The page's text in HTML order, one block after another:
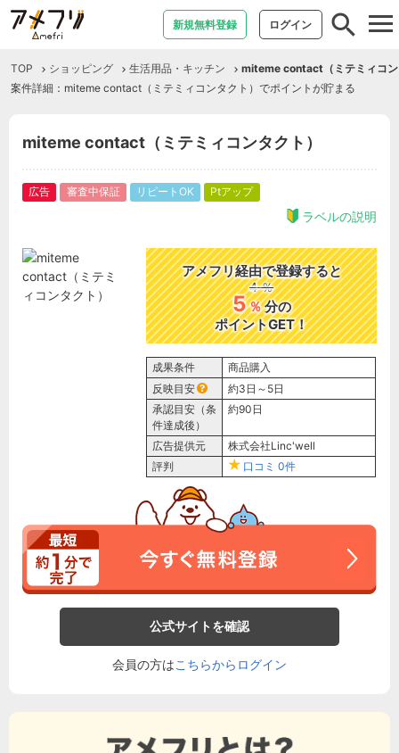
新規無料登録 ログイン
TOP ショッピング 生活用品・キッチン
miteme contact（ミテミィコン
案件詳細：miteme contact（ミテミィコンタクト）でポイントが貯まる
miteme contact（ミテミィコンタクト）
広告 審査中保証 リピートOK Ptアップ
ラベルの説明
アメフリ経由で登録すると
4 ％
5％分の
ポイントGET！
成果条件
商品購入
反映目安
約3日～5日
承認目安（条
件達成後）
約90日
広告提供元
株式会社Linc'well
評判
口コミ 0件
公式サイトを確認
会員の方はこちらからログイン